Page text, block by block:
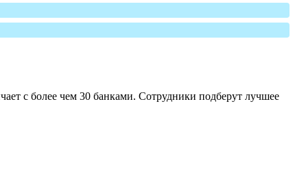
с более чем 30 банками. Сотрудники подберут лучшее